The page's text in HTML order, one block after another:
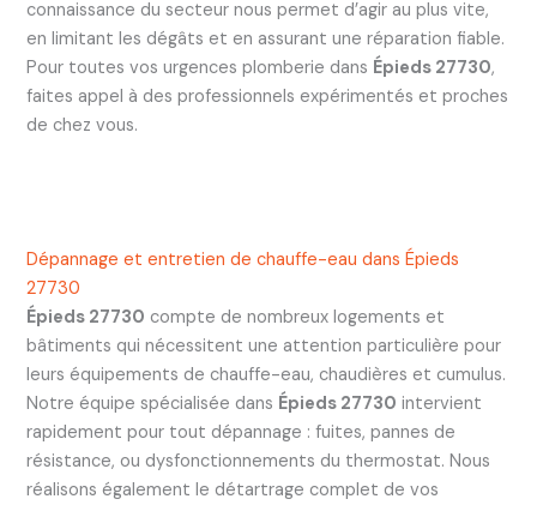
connaissance du secteur nous permet d’agir au plus vite,
en limitant les dégâts et en assurant une réparation fiable.
Pour toutes vos urgences plomberie dans Épieds 27730,
faites appel à des professionnels expérimentés et proches
de chez vous.
Dépannage et entretien de chauffe-eau dans Épieds
27730
Épieds 27730 compte de nombreux logements et
bâtiments qui nécessitent une attention particulière pour
leurs équipements de chauffe-eau, chaudières et cumulus.
Notre équipe spécialisée dans Épieds 27730 intervient
rapidement pour tout dépannage : fuites, pannes de
résistance, ou dysfonctionnements du thermostat. Nous
réalisons également le détartrage complet de vos